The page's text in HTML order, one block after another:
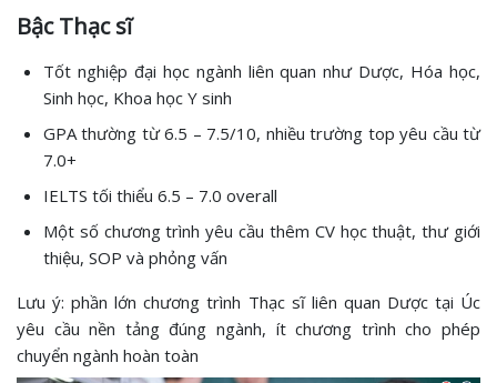
Bậc Thạc sĩ
Tốt nghiệp đại học ngành liên quan như Dược, Hóa học,
Sinh học, Khoa học Y sinh
GPA thường từ 6.5 – 7.5/10, nhiều trường top yêu cầu từ
7.0+
IELTS tối thiểu 6.5 – 7.0 overall
Một số chương trình yêu cầu thêm CV học thuật, thư giới
thiệu, SOP và phỏng vấn
Lưu ý: phần lớn chương trình Thạc sĩ liên quan Dược tại Úc
yêu cầu nền tảng đúng ngành, ít chương trình cho phép
chuyển ngành hoàn toàn